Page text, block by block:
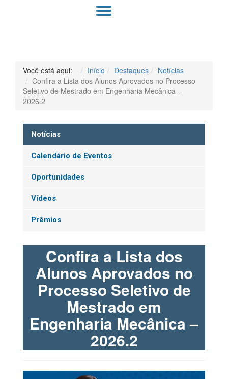
QUEM SOMOS
Você está aqui: Início Destaques
Notícias
Confira a Lista dos Alunos Aprovados no Processo
Seletivo de Mestrado em Engenharia Mecânica –
2026.2
Notícias
Calendário de Eventos
Oportunidades
Vídeos
Prêmios
Confira a Lista dos
Alunos Aprovados no
Processo Seletivo de
Mestrado em
Engenharia Mecânica –
2026.2